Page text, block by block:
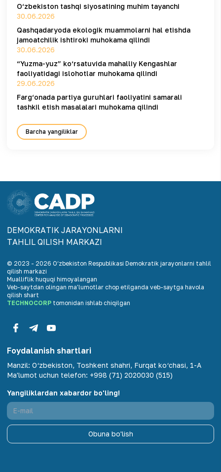
O‘zbekiston tashqi siyosatining muhim tayanchi
30.06.2026
Qashqadaryoda ekologik muammolarni hal etishda
jamoatchilik ishtiroki muhokama qilindi
30.06.2026
“Yuzma-yuz” ko‘rsatuvida mahalliy Kengashlar
faoliyatidagi islohotlar muhokama qilindi
29.06.2026
Farg‘onada partiya guruhlari faoliyatini samarali
tashkil etish masalalari muhokama qilindi
Barcha yangiliklar
DEMOKRАTIK JАRАYONLАRNI
TАHLIL QILISH MАRKАZI
© 2023 - 2026 O‘zbekiston Respublikasi Demokratik jarayonlarni tahlil
qilish markazi
Mualliflik huquqi himoyalangan
Veb-saytdan olingan maʼlumotlar chop etilganda veb-saytga havola
qilish shart
TECHNOCORP tomonidan ishlab chiqilgan
Foydalanish shartlari
Manzil: O‘zbekiston, Toshkent shahri, Furqat ko‘chasi, 1-A
Ma'lumot uchun telefon: +998 (71) 2020030 (515)
Yangiliklardan xabardor bo'ling!
Obuna bo'lish